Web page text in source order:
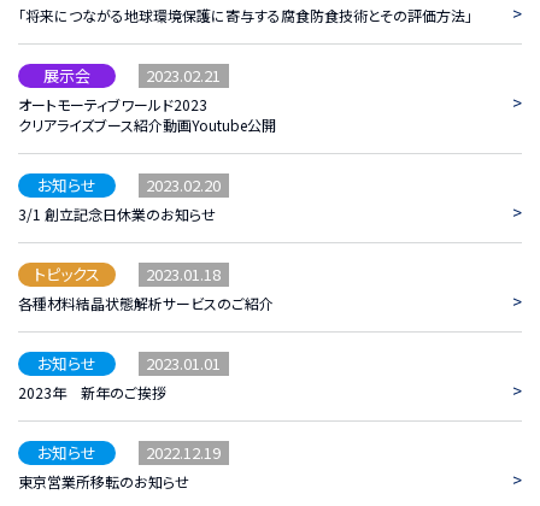
「将来につながる地球環境保護に寄与する腐食防食技術とその評価方法」 >
展示会 2023.02.21
オートモーティブワールド2023
クリアライズブース紹介動画Youtube公開
>
お知らせ 2023.02.20
3/1 創立記念日休業のお知らせ >
トピックス 2023.01.18
各種材料結晶状態解析サービスのご紹介 >
お知らせ 2023.01.01
2023年 新年のご挨拶 >
お知らせ 2022.12.19
東京営業所移転のお知らせ >